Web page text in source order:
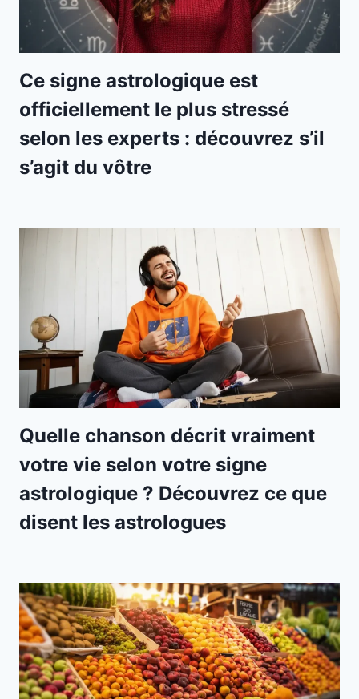
Ce signe astrologique est
officiellement le plus stressé
selon les experts : découvrez s’il
s’agit du vôtre
Quelle chanson décrit vraiment
votre vie selon votre signe
astrologique ? Découvrez ce que
disent les astrologues